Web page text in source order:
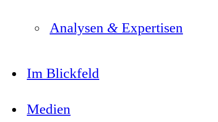
Analysen & Expertisen
Im Blickfeld
Medien